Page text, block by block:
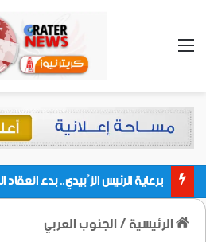
القائمة
الرئيسية/الجنوب العربي